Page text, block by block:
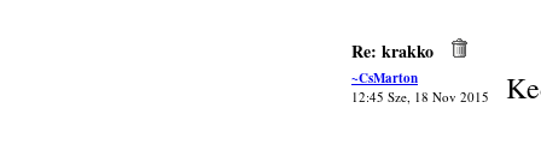
Re: krakko
~CsMarton
12:45 Sze, 18 Nov 2015